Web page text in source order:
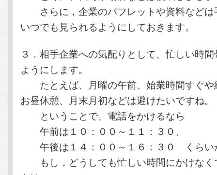
さらに，企業のパフレットや資料などは
いつでも見られるようにしておきます。
３．相手企業への気配りとして、忙しい時
ようにします。
たとえば、月曜の午前、始業時間すぐや
お昼休憩、月末月初などは避けたいですね。
ということで、電話をかけるなら
午前は１０：００～１１：３０、
午後は１４：００～１６：３０ くらい
もし，どうしても忙しい時間にかけなく